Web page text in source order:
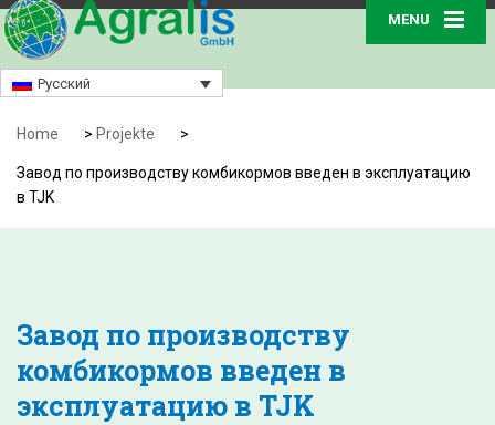
Русский
MENU
Home > Projekte >
Завод по производству комбикормов введен в эксплуатацию
в TJK
Завод по производству
комбикормов введен в
эксплуатацию в TJK